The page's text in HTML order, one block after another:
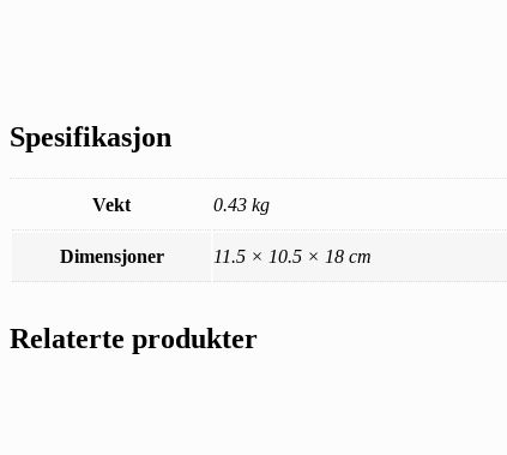
Spesifikasjon
Vekt 0.43 kg
Dimensjoner 11.5 × 10.5 × 18 cm
Relaterte produkter